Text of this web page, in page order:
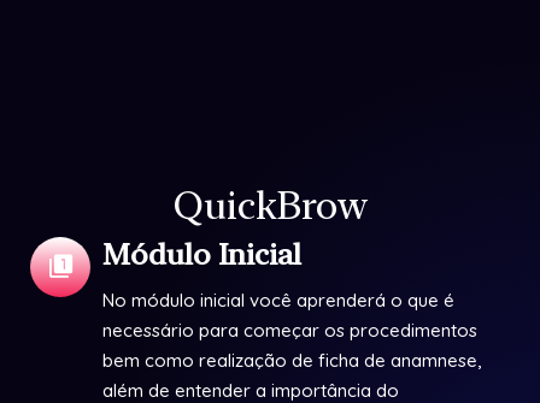
QuickBrow
Módulo Inicial
No módulo inicial você aprenderá o que é
necessário para começar os procedimentos
bem como realização de ficha de anamnese,
além de entender a importância do